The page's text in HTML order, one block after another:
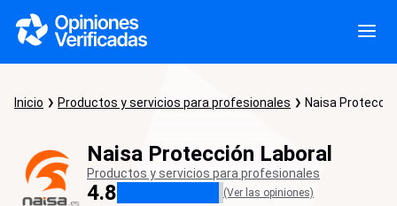
Inicio Productos y servicios para profesionales Naisa
Naisa Protección Laboral
Productos y servicios para profesionales
4.8 (Ver las opiniones)